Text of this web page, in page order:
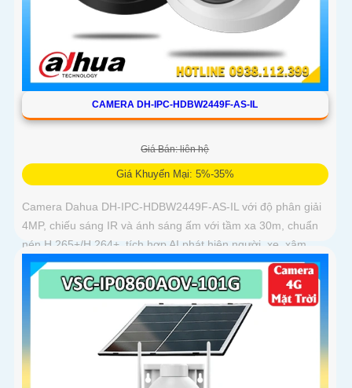
CAMERA DH-IPC-HDBW2449F-AS-IL
Giá Bán: liên hệ
Giá Khuyến Mại: 5%-35%
Camera Dahua DH-IPC-HDBW2449F-AS-IL với độ phân giải
4MP, chiếu sáng IR và ánh sáng ấm với tầm xa 30m, chuẩn
nén H.265+/H.264+, tích hợp AI phát hiện người, xe, xâm
nhập và hàng rào ảo